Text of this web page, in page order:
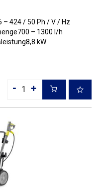
424 / 50 Ph / V / Hz
– 1300 l/h
kW
- +